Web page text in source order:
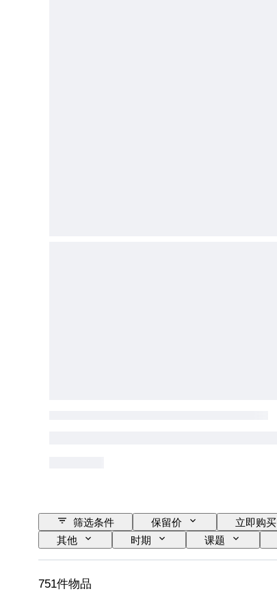
筛选条件 保留价 立即购买
其他
时期 课题
音乐纪念品类型
已测试，运转正常
751件物品